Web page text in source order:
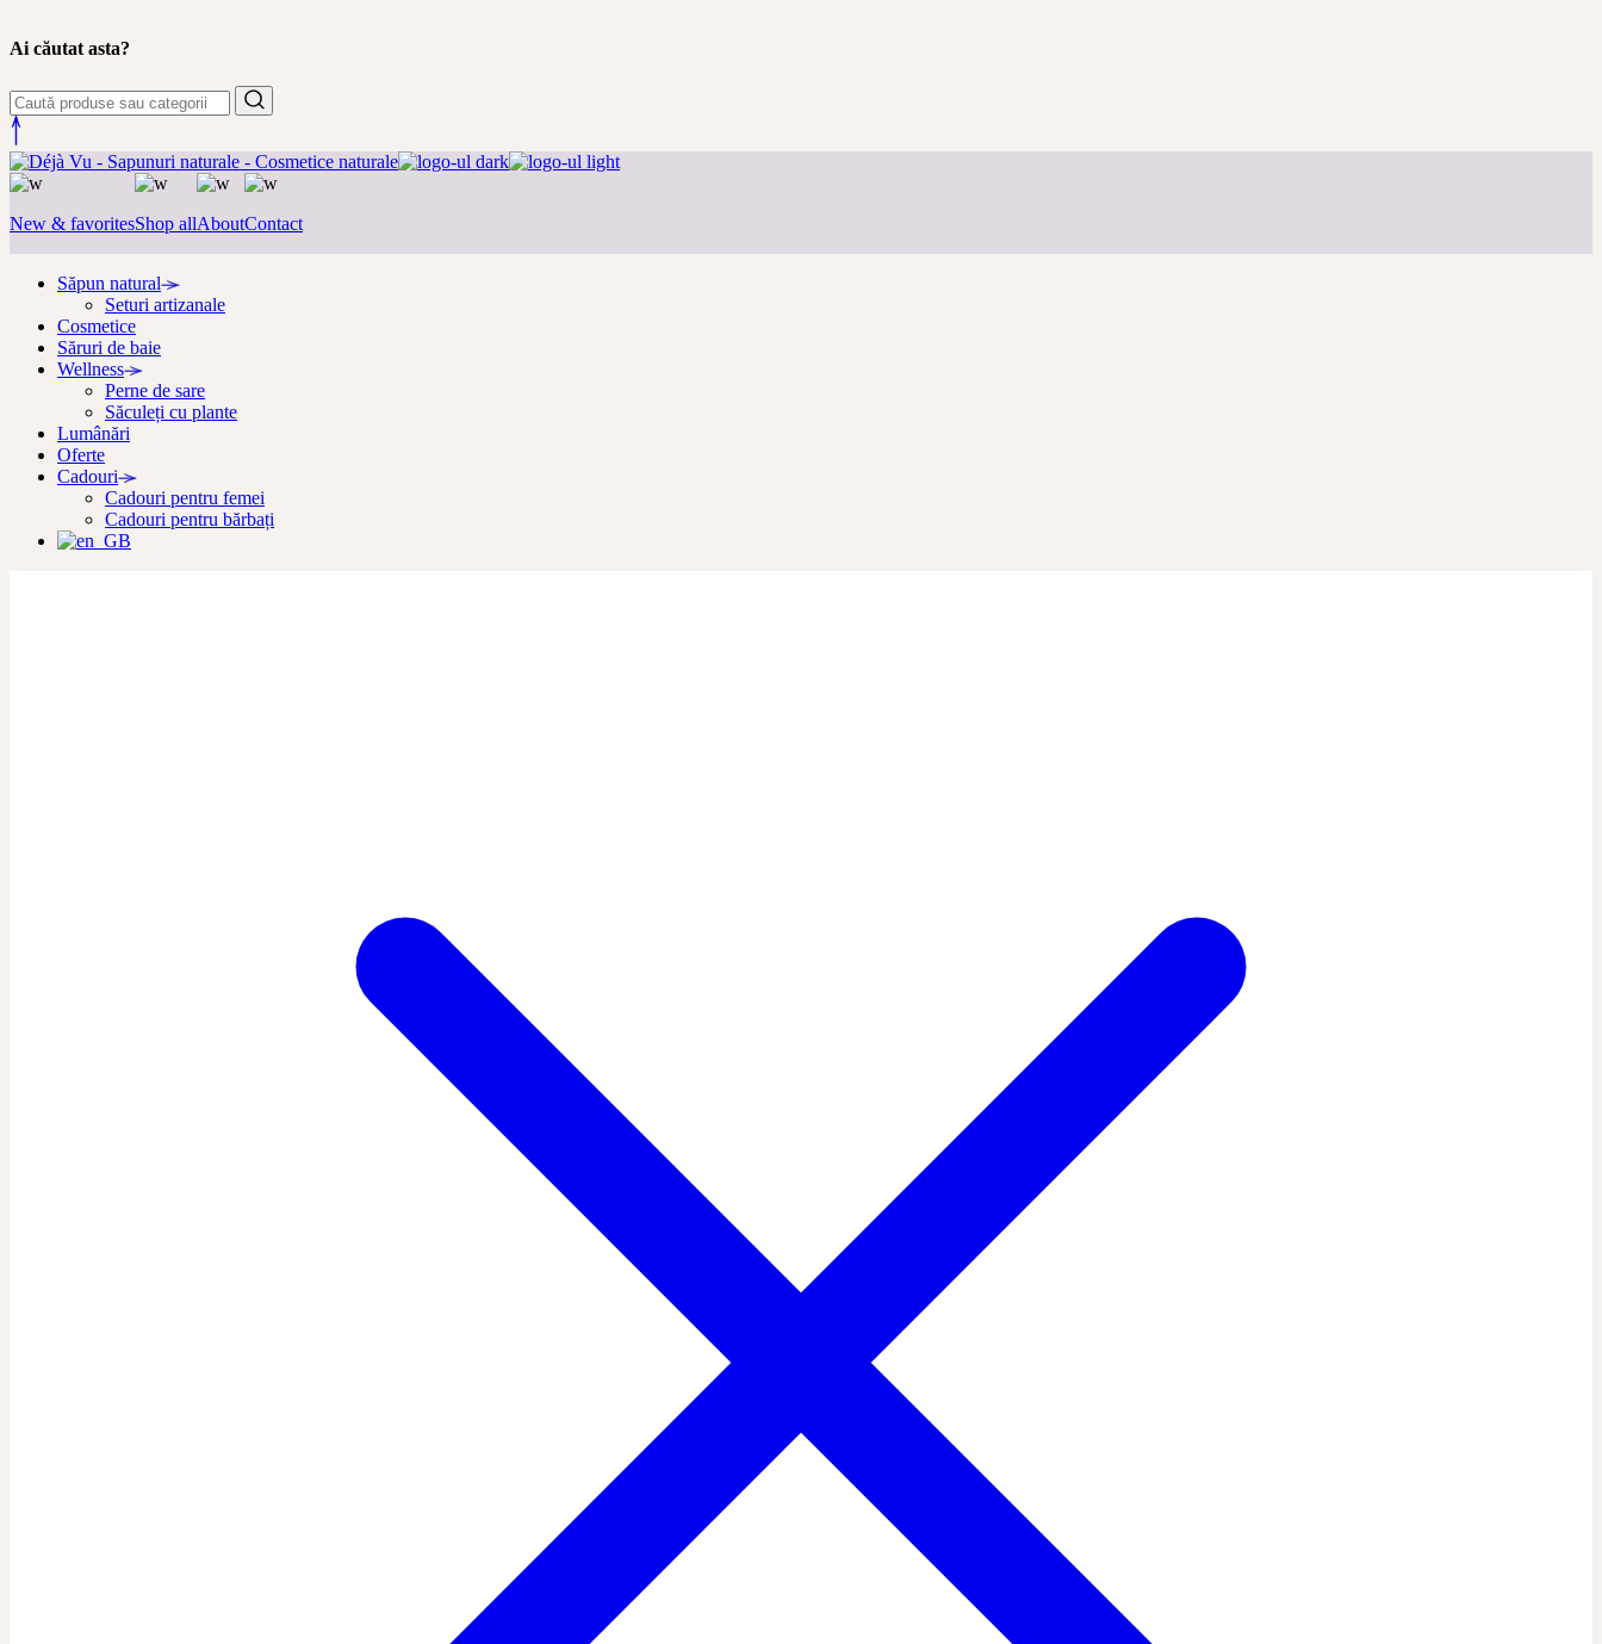
Ai căutat asta?
New & favoritesShop allAboutContact
Săpun natural
Seturi artizanale
Cosmetice
Săruri de baie
Wellness
Perne de sare
Săculeți cu plante
Lumânări
Oferte
Cadouri
Cadouri pentru femei
Cadouri pentru bărbați